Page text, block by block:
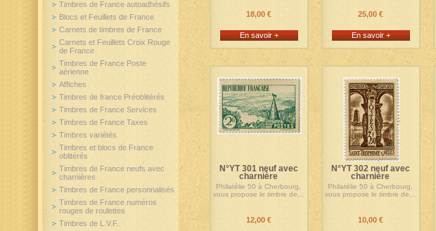
18,00 €
En savoir +
25,00 €
En savoir +
N°YT 301 neuf avec
charnière
Philatélie 50 à Cherbourg,
vous propose le timbre de...
12,00 €
N°YT 302 neuf avec
charnière
Philatélie 50 à Cherbourg,
vous propose le timbre de...
10,00 €
Timbres de France autoadhésifs
Blocs et Feuillets de France
Carnets de timbres de France
Carnets et Feuillets Croix Rouge
de France
Timbres de France Poste
aérienne
Affiches
Timbres de france Préoblitérés
Timbres de France Services
Timbres de France Taxes
Timbres variétés
Timbres et blocs de France
oblitérés
Timbres de France neufs avec
charnières
Timbres de France personnalisés
Timbres de France numéros
rouges de roulettes
Timbres de L.V.F.